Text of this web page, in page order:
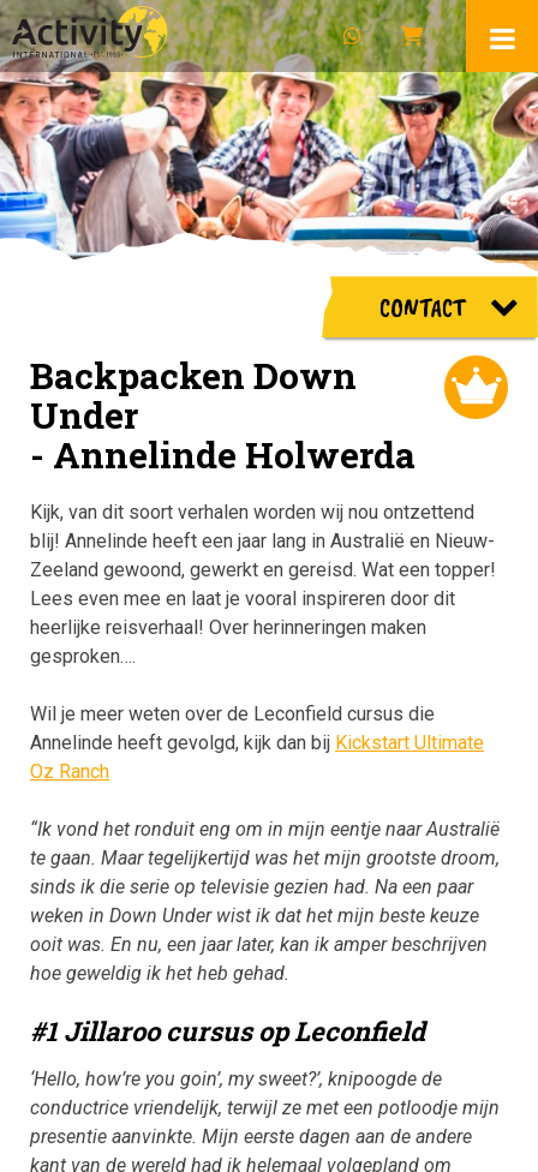
CONTACT
Backpacken Down
Under
- Annelinde Holwerda
Kijk, van dit soort verhalen worden wij nou ontzettend
blij! Annelinde heeft een jaar lang in Australië en Nieuw-
Zeeland gewoond, gewerkt en gereisd. Wat een topper!
Lees even mee en laat je vooral inspireren door dit
heerlijke reisverhaal! Over herinneringen maken
gesproken….
Wil je meer weten over de Leconfield cursus die
Annelinde heeft gevolgd, kijk dan bij Kickstart Ultimate
Oz Ranch
“Ik vond het ronduit eng om in mijn eentje naar Australië
te gaan. Maar tegelijkertijd was het mijn grootste droom,
sinds ik die serie op televisie gezien had. Na een paar
weken in Down Under wist ik dat het mijn beste keuze
ooit was. En nu, een jaar later, kan ik amper beschrijven
hoe geweldig ik het heb gehad.
#1 Jillaroo cursus op Leconfield
‘Hello, how’re you goin’, my sweet?’, knipoogde de
conductrice vriendelijk, terwijl ze met een potloodje mijn
presentie aanvinkte. Mijn eerste dagen aan de andere
kant van de wereld had ik helemaal volgepland om